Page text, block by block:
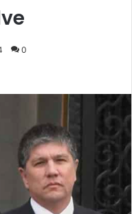
0